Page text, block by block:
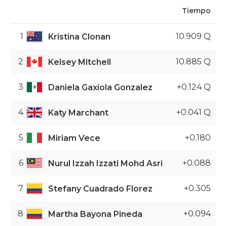
Tiempo
1 Kristina Clonan 10.909 Q
2 Kelsey Mitchell 10.885 Q
3 Daniela Gaxiola Gonzalez +0.124 Q
4 Katy Marchant +0.041 Q
5 Miriam Vece +0.180
6 Nurul Izzah Izzati Mohd Asri +0.088
7 Stefany Cuadrado Florez +0.305
8 Martha Bayona Pineda +0.094